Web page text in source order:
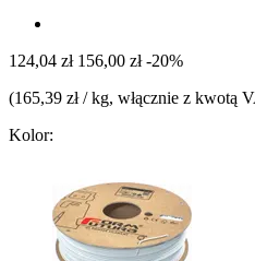
124,04 zł 156,00 zł -20%
(165,39 zł / kg, włącznie z kwotą
Kolor: